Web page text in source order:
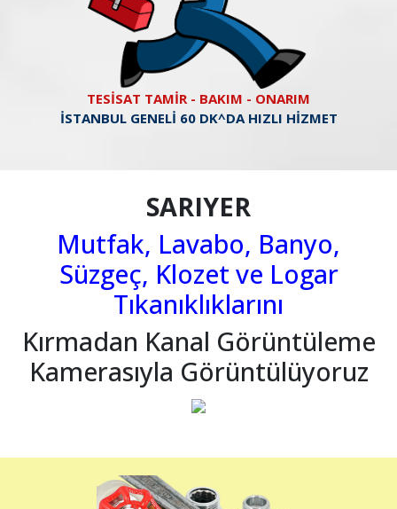
TESİSAT TAMİR - BAKIM - ONARIM
İSTANBUL GENELİ 60 DK^DA HIZLI HİZMET
SARIYER
Mutfak, Lavabo, Banyo,
Süzgeç, Klozet ve Logar
Tıkanıklıklarını
Kırmadan Kanal Görüntüleme
Kamerasıyla Görüntülüyoruz